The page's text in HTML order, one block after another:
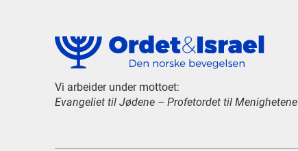
Vi arbeider under mottoet:
Evangeliet til Jødene – Profetordet til Menighetene